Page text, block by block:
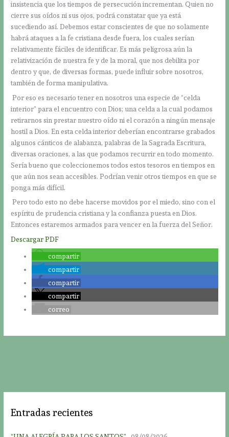
insistencia que los tiempos de persecución incrementan. Quien no
cierre sus oídos ni sus ojos, podrá constatar que ya está
sucediendo así. Debemos estar conscientes de que no solamente
habrá ataques a la fe cristiana desde fuera, los cuales serían
relativamente fáciles de identificar. Es más peligrosa aún la
relativización de nuestra fe y de la moral, que nos debilita por
dentro y que, de diversas formas, puede influir sobre nosotros,
también de forma manipulativa.
Por eso es necesario tener en nosotros una especie de “celda
interior” para el encuentro con Dios; una celda a la cual podamos
retirarnos sin prestar nuestro oído ni el corazón a ningún mensaje
hostil a Dios. En esta celda interior deberían encontrarse grabados
algunos cánticos de alabanza, palabras de la Sagrada Escritura,
diversas oraciones, a las que podamos recurrir en todo momento.
Sería bueno que coleccionemos todos estos tesoros en tiempos en
que aún nos sean accesibles. Podrían venir otros tiempos en que se
ponga más difícil.
Pero todo esto no debe hacerse movidos por el miedo, sino con el
espíritu de prudencia cristiana y la confianza puesta en Dios.
Entonces estaremos armados para vencer en la fuerza del Señor.
Descargar PDF
compartir
compartir
compartir
compartir
correo
Entradas recientes